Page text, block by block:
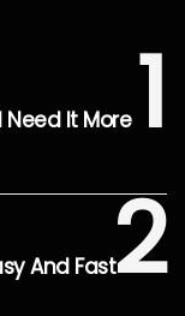
1
Need It More
2
And Fast